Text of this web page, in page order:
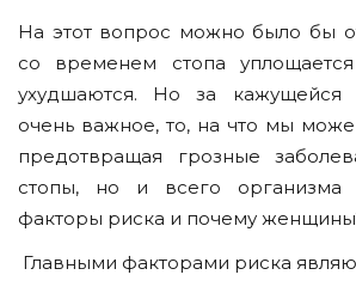
На этот вопрос можно было бы
со временем стопа
ухудшаются. Но за кажущейся
очень важное, то, на что мы
предотвращая грозные
стопы, но и всего
факторы риска и почему
Главными факторами риска